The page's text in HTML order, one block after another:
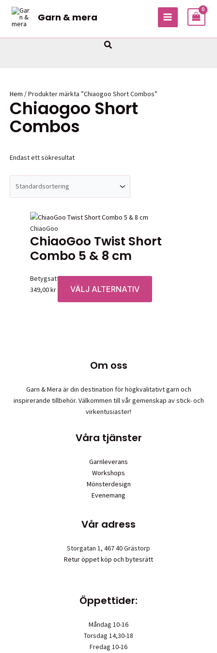
Hoppa
innehåll
Garn & mera
MAIN
Sök
Hem / Produkter märkta ”Chiaogoo Short Combos”
Chiaogoo Short
Combos
Endast ett sökresultat
ChiaoGoo
ChiaoGoo Twist Short
Combo 5 & 8 cm
Betygsatt0av 5
349,00kr VÄLJ ALTERNATIV
här
kan
väljas
Om oss
Garn & Mera är din destination för högkvalitativt garn och
inspirerande tillbehör. Välkommen till vår gemenskap av stick- och
virkentusiaster!
Våra tjänster
Garnleverans
Workshops
Mönsterdesign
Evenemang
Vår adress
Storgatan 1, 467 40 Grästorp
Retur öppet köp och bytesrätt
Öppettider:
Måndag 10-16
Torsdag 14,30-18
Fredag 10-16